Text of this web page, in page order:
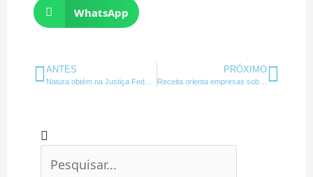
WhatsApp
Anterior
ANTES PRÓXIMO
Receita orienta empresas sobre período de amortização de ágio
Pesquisar